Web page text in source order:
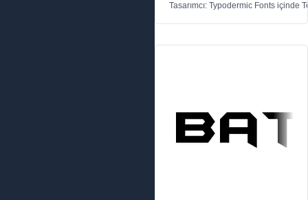
Tasarımcı: Typodermic Fonts içinde